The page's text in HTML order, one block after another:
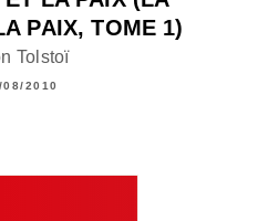
PAIX, TOME 1)
Tolstoï
08/2010